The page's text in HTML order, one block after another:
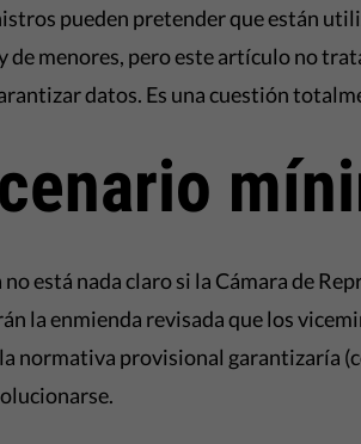
pueden pretender que están
de menores, pero este artículo no
datos. Es una cuestión
no está nada claro si la Cámara de
la enmienda revisada que los
normativa provisional garantizaría